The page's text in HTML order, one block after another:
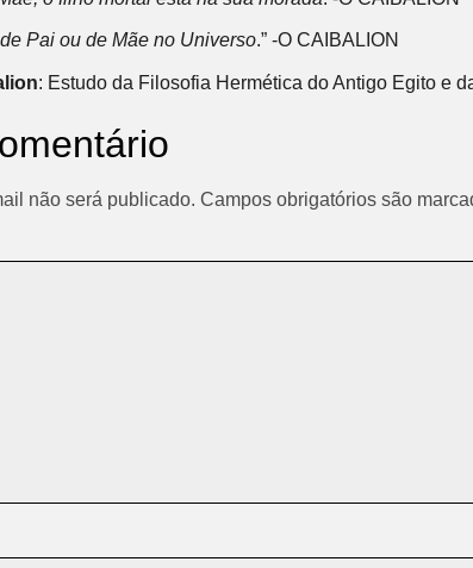
Pai ou de Mãe no Universo.” -O CAIBALION
: Estudo da Filosofia Hermética do Antigo Egito e
não será publicado. Campos obrigatórios são